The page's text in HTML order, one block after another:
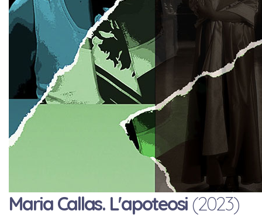
Maria Callas. L'apoteosi (2023)